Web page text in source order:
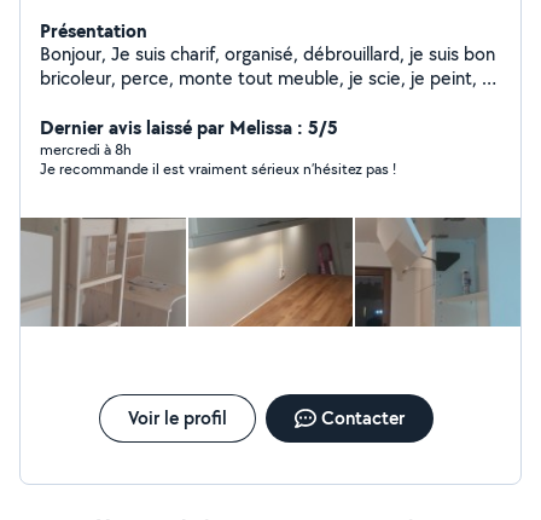
Présentation
Bonjour, Je suis charif, organisé, débrouillard, je suis bon
bricoleur, perce, monte tout meuble, je scie, je peint, et
(coupe, peint, ajout d'élément...). -montage cuisine -
montage meuble. Tout genre de petit travaux -peinture
générale. Papier peint Pose atoil de verre N'hésiter pas
un vingt_huit cinquante deux vingt_sept
Dernier avis laissé par Melissa : 5/5
mercredi à 8h
Je recommande il est vraiment sérieux n’hésitez pas !
Voir le profil Contacter